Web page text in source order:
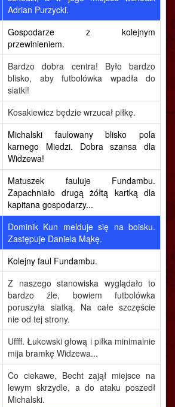
Adrian Purzycki.
Gospodarze z kolejnym
przewinieniem.
Bardzo dobra centra! Było bardzo
blisko, aby futbolówka wpadła do
siatki!
Kosakiewicz będzie wrzucał piłkę.
Michalski faulowany blisko pola
karnego Miedzi. Dobra szansa dla
Widzewa!
Matuszek fauluje Fundambu.
Zapachniało drugą żółtą kartką dla
kapitana gospodarzy...
Dominik Kun melduje się na boisku.
Zastępuje Daniela Mąkę.
Kolejny faul Fundambu.
Z naszego stanowiska wyglądało to
bardzo źle, bowiem futbolówka
poruszyła siatką. Na całe szczęście
nie od tej strony.
Uffff. Łukowski głową i piłka minimalnie
mija bramkę Widzewa...
Co ciekawe, Becht zajął miejsce na
lewym skrzydle, a do ataku poszedł
Michalski.